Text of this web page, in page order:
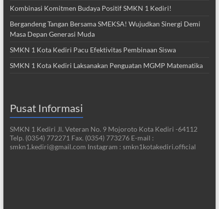
Kombinasi Komitmen Budaya Positif SMKN 1 Kediri!
Bergandeng Tangan Bersama SMEKSA! Wujudkan Sinergi Demi
Masa Depan Generasi Muda
SMKN 1 Kota Kediri Pacu Efektivitas Pembinaan Siswa
SMKN 1 Kota Kediri Laksanakan Penguatan MGMP Matematika
Pusat Informasi
SMKN 1 Kediri Jl. Veteran No. 9 Mojoroto Kota Kediri -64112
Telp. (0354) 772271 Fax. (0354) 773276 E-mail :
smkn1.kediri@gmail.com Instagram : smkn1kotakediri.official